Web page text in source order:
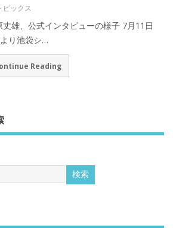
ピックス
丈雄、公式インタビューの様子 7月11日
り池袋シ…
Reading